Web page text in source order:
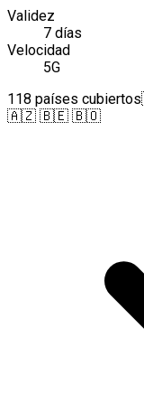
Validez
7 días
Velocidad
5G
118 países cubiertos
🇦🇿 🇧🇪 🇧🇴